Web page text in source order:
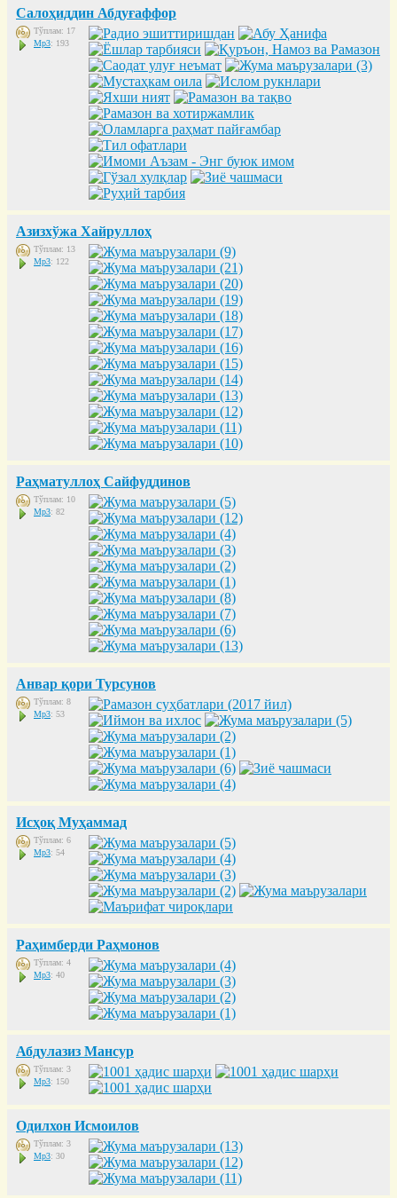
Салоҳиддин Абдуғаффор
Тўплам: 17
Mp3: 193
Азизхўжа Хайруллоҳ
Тўплам: 13
Mp3: 122
Раҳматуллоҳ Сайфуддинов
Тўплам: 10
Mp3: 82
Анвар қори Турсунов
Тўплам: 8
Mp3: 53
Исҳоқ Муҳаммад
Тўплам: 6
Mp3: 54
Раҳимберди Раҳмонов
Тўплам: 4
Mp3: 40
Абдулазиз Мансур
Тўплам: 3
Mp3: 150
Одилхон Исмоилов
Тўплам: 3
Mp3: 30